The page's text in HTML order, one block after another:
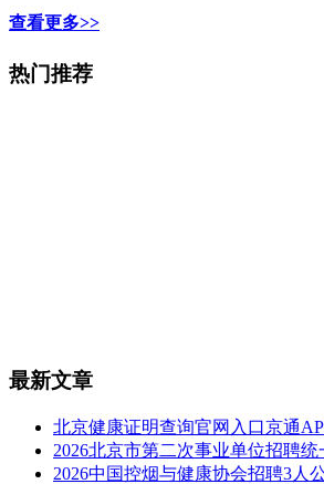
查看更多>>
热门推荐
最新文章
北京健康证明查询官网入口京通
2026北京市第二次事业单位招聘
2026中国控烟与健康协会招聘3人